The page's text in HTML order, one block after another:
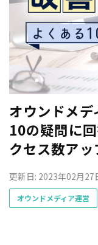
オウンドメ
10の疑問に
クセス数アッ
更新日: 2023年02月27
オウンドメディア運営